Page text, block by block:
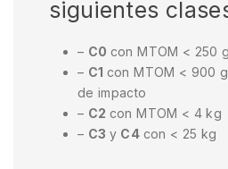
siguientes
– C0 con MTOM < 250
– C1 con MTOM < 900
de impacto
– C2 con MTOM < 4 kg
– C3 y C4 con < 25 kg